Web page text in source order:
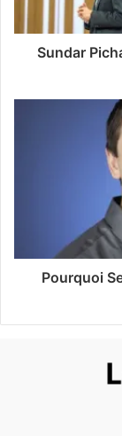
Sundar
Pourquoi